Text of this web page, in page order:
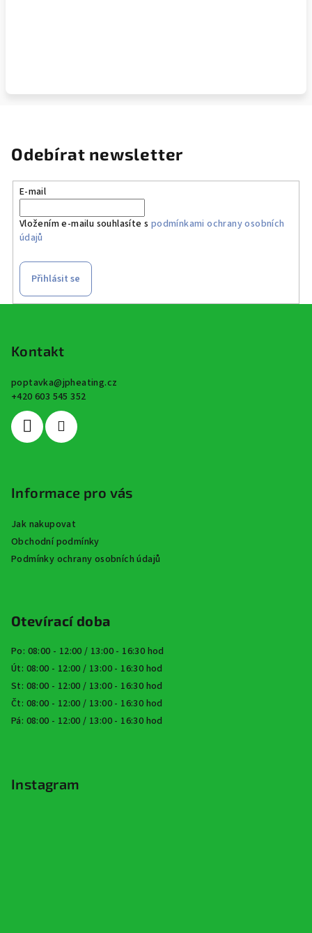
Odebírat newsletter
E-mail
Vložením e-mailu souhlasíte s podmínkami ochrany osobních
údajů
Přihlásit se
Kontakt
poptavka@jpheating.cz
+420 603 545 352
Informace pro vás
Jak nakupovat
Obchodní podmínky
Podmínky ochrany osobních údajů
Otevírací doba
Po: 08:00 - 12:00 / 13:00 - 16:30 hod
Út: 08:00 - 12:00 / 13:00 - 16:30 hod
St: 08:00 - 12:00 / 13:00 - 16:30 hod
Čt: 08:00 - 12:00 / 13:00 - 16:30 hod
Pá: 08:00 - 12:00 / 13:00 - 16:30 hod
Instagram